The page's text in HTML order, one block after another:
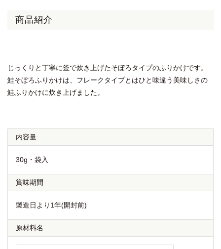
商品紹介
じっくりと丁寧に釜で炊き上げたそぼろタイプのふりかけです。
鮭そぼろふりかけは、フレークタイプとはひと味違う美味しさの
鮭ふりかけに炊き上げました。
内容量
30g・袋入
賞味期間
製造日より1年(開封前)
原材料名